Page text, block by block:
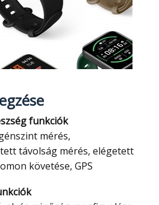
funkciók
mérés,
távolság mérés, elégetett
követése, GPS